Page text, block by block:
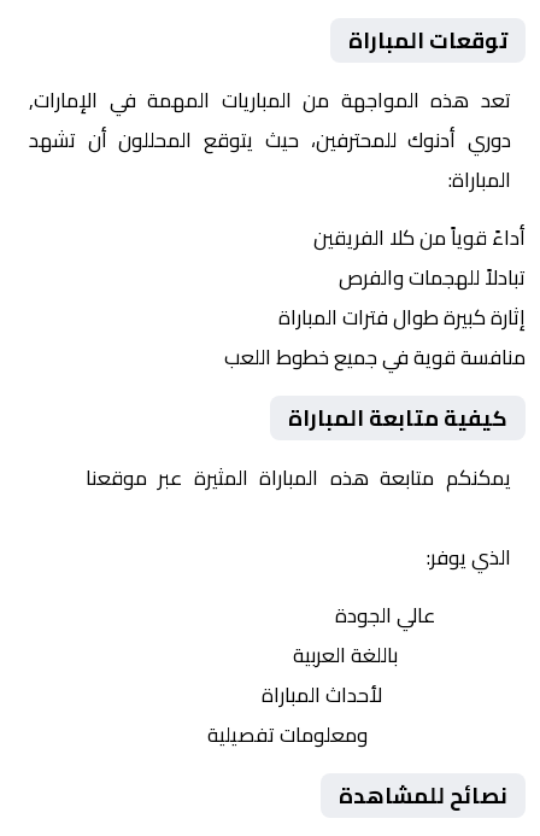
توقعات المباراة
تعد هذه المواجهة من المباريات المهمة في الإمارات,
دوري أدنوك للمحترفين، حيث يتوقع المحللون أن تشهد
المباراة:
أداءً قوياً من كلا الفريقين
تبادلاً للهجمات والفرص
إثارة كبيرة طوال فترات المباراة
منافسة قوية في جميع خطوط اللعب
كيفية متابعة المباراة
يمكنكم متابعة هذه المباراة المثيرة عبر موقعنا
الذي يوفر:
عالي الجودة
باللغة العربية
لأحداث المباراة
ومعلومات تفصيلية
نصائح للمشاهدة